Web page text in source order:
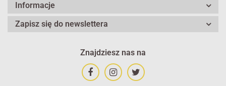
Informacje
Zapisz się do newslettera
Znajdziesz nas na